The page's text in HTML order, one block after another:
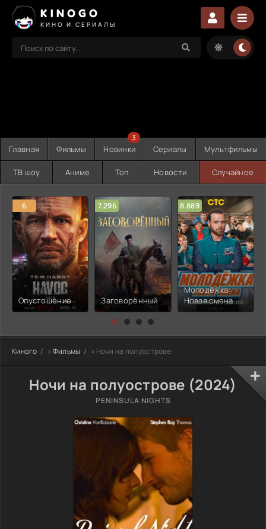
KINOGO
КИНО И СЕРИАЛЫ
Главная Фильмы Новинки
3
Сериалы Мультфильмы
ТВ шоу Аниме Топ Новости Случайное
6
Опустошение
7.296
Заговорённый
8.889
Молодёжка:
Новая смена
Киного » Фильмы » Ночи на полуострове
Ночи на полуострове (2024)
PENINSULA NIGHTS